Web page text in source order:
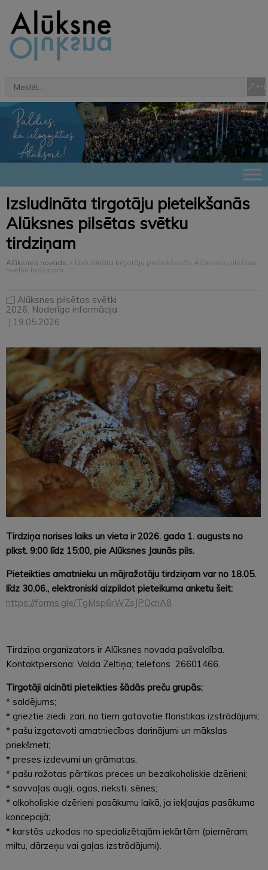
Izsludināta tirgotāju pieteikšanās
Alūksnes pilsētas svētku
tirdziņam
Alūksnes novads > Izsludināta tirgotāju pieteikšanās Alūksnes pilsētas
svētku tirdziņam
Alūksnes pilsētas svētki
2026 Noderīga informācija
| 19.05.2026
Tirdziņa norises laiks un vieta ir 2026. gada 1. augusts no
plkst. 9:00 līdz 15:00, pie Alūksnes Jaunās pils.
Pieteikties amatnieku un mājražotāju tirdziņam var no 18.05.
līdz 30.06., elektroniski aizpildot pieteikuma anketu šeit:
https://forms.gle/TgMsp6rWZsJPQchA8
Tirdziņa organizators ir Alūksnes novada pašvaldība.
Kontaktpersona: Valda Zeltiņa; telefons 26601466.
Tirgotāji aicināti pieteikties šādās preču grupās:
* saldējums;
* grieztie ziedi, zari, no tiem gatavotie floristikas izstrādājumi;
* pašu izgatavoti amatniecības darinājumi un mākslas
priekšmeti;
* preses izdevumi un grāmatas;
* pašu ražotas pārtikas preces un bezalkoholiskie dzērieni;
* savvaļas augļi, ogas, rieksti, sēnes;
* alkoholiskie dzērieni pasākumu laikā, ja iekļaujas pasākuma
koncepcijā;
* karstās uzkodas no specializētajām iekārtām (piemēram,
miltu, dārzeņu vai gaļas izstrādājumi).